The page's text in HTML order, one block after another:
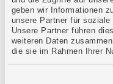
geben wir Informationen
unsere Partner für soziale
Unsere Partner führen
weiteren Daten
die sie im Rahmen Ihrer